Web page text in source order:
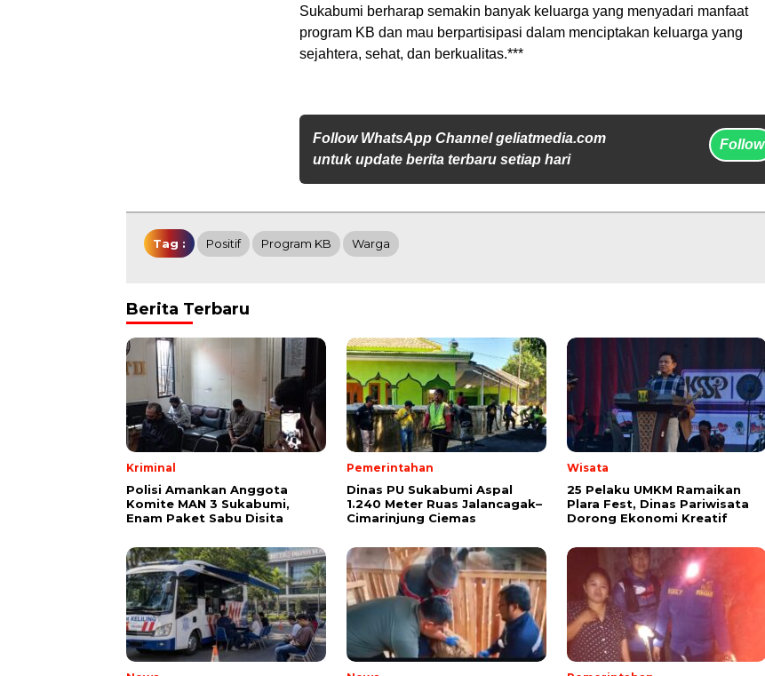
Sukabumi berharap semakin banyak keluarga yang menyadari manfaat
program KB dan mau berpartisipasi dalam menciptakan keluarga yang
sejahtera, sehat, dan berkualitas.***
Follow WhatsApp Channel geliatmedia.com
untuk update berita terbaru setiap hari
Follow
Tag : Positif Program KB Warga
Berita Terbaru
Kriminal
Polisi Amankan Anggota
Komite MAN 3 Sukabumi,
Enam Paket Sabu Disita
Pemerintahan
Dinas PU Sukabumi Aspal
1.240 Meter Ruas Jalancagak–
Cimarinjung Ciemas
Wisata
25 Pelaku UMKM Ramaikan
Plara Fest, Dinas Pariwisata
Dorong Ekonomi Kreatif